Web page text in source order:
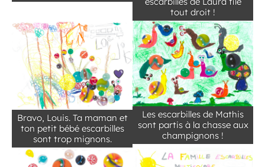
tout droit !
Bravo, Louis. Ta maman et
ton petit bébé escarbilles
sont trop mignons.
Les escarbilles de Mathis
sont partis à la chasse aux
champignons !